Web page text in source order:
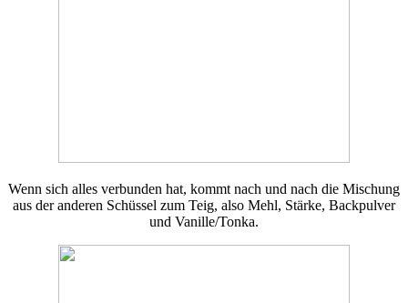
Wenn sich alles verbunden hat, kommt nach und nach die Mischung
aus der anderen Schüssel zum Teig, also Mehl, Stärke, Backpulver
und Vanille/Tonka.